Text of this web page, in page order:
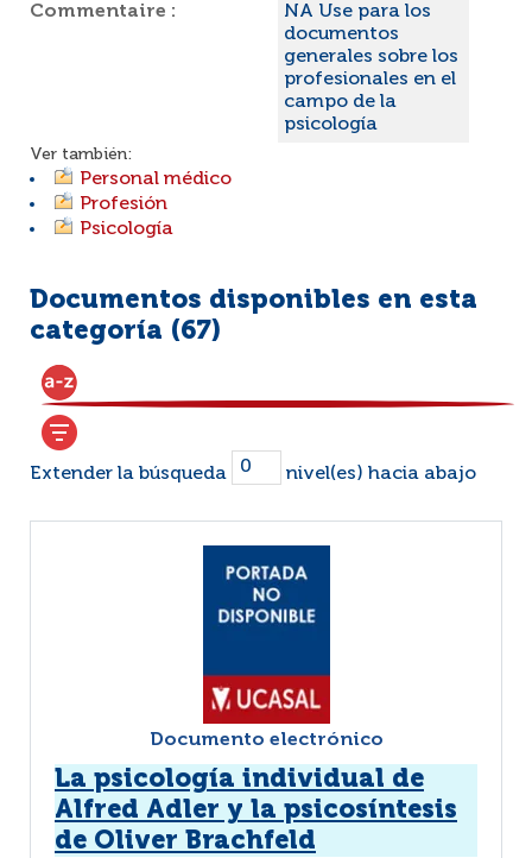
Commentaire :
NA Use para los
documentos
generales sobre los
profesionales en el
campo de la
psicología
Ver también:
Personal médico
Profesión
Psicología
Documentos disponibles en esta
categoría (67)
Extender la búsqueda nivel(es) hacia abajo
Documento electrónico
La psicología individual de
Alfred Adler y la psicosíntesis
de Oliver Brachfeld